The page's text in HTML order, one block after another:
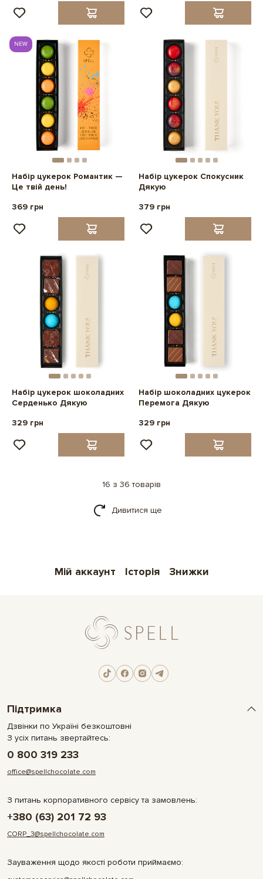
NEW
Набір цукерок Романтик —
Це твій день!
369 грн
Набір цукерок Спокусник
Дякую
379 грн
Набір цукерок шоколадних
Серденько Дякую
329 грн
Набір шоколадних цукерок
Перемога Дякую
329 грн
16 з 36 товарів
Дивитися ще
Мій аккаунт Історія Знижки
Підтримка
Дзвінки по Україні безкоштовні
З усіх питань звертайтесь:
0 800 319 233
office@spellchocolate.com
З питань корпоративного сервісу та замовлень:
+380 (63) 201 72 93
CORP_3@spellchocolate.com
Зауваження щодо якості роботи приймаємо: